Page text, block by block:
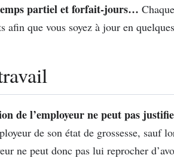
partiel et forfait-jours…
afin que vous soyez à jour en
de l’employeur ne peut pas
de son état de grossesse, sauf
ne peut donc pas lui reprocher